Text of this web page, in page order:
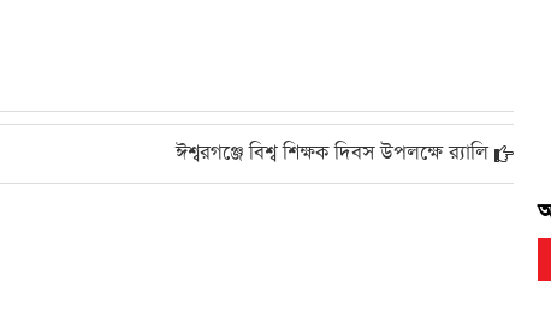
ঈশ্বরগঞ্জে বিশ্ব শিক্ষক দিবস উপলক্ষে র‍্যালি